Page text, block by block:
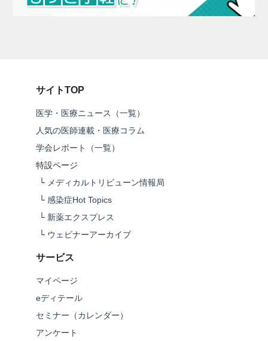
サイトTOP
医学・医療ニュース（一覧）
人気の医師連載・医療コラム
学会レポート（一覧）
特設ページ
└ メディカルトリビューン情報局
└ 感染症Hot Topics
└ 新薬エクスプレス
└ ウェビナーアーカイブ
サービス
マイページ
eディテール
セミナー（カレンダー）
アンケート